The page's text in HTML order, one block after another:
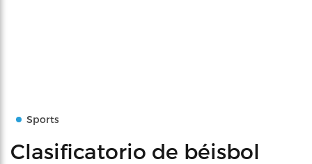
Sports
Clasificatorio de béisbol